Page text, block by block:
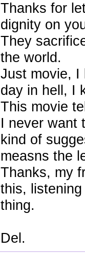
Thanks for
dignity on
They
the world.
Just movie, I
day in hell, I
This movie
I never want
kind of
measns the
Thanks, my
this,
thing.
Del.